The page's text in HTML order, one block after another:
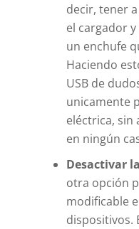
decir, tener
el cargador
un enchufe
Haciendo
USB de
unicamente
eléctrica, sin
en ningún
Desactivar
otra opción
modificable
dispositivos.